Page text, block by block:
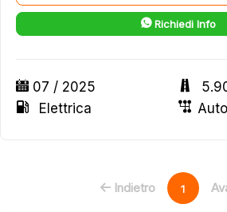
Richiedi Info
07 / 2025
Elettrica
Indietro 1